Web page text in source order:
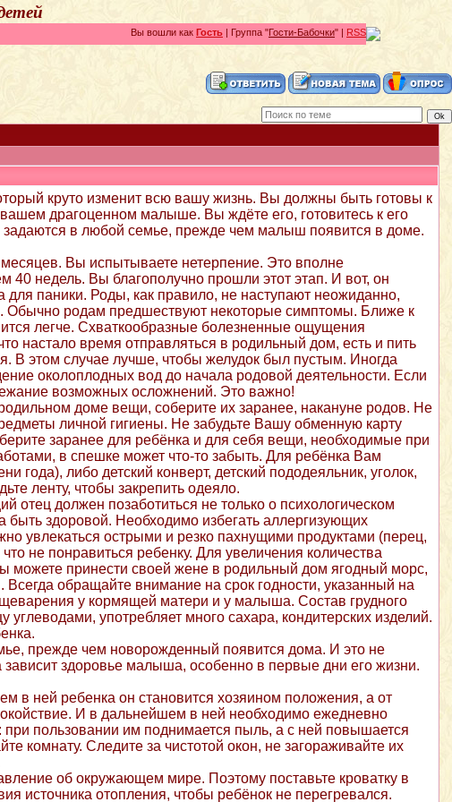
Вы вошли как Гость | Группа "Гости-Бабочки" | RSS
круто изменит всю вашу жизнь. Вы должны быть готовы к
драгоценном малыше. Вы ждёте его, готовитесь к его
в любой семье, прежде чем малыш появится в доме.
Вы испытываете нетерпение. Это вполне
40 недель. Вы благополучно прошли этот этап. И вот, он
паники. Роды, как правило, не наступают неожиданно,
Обычно родам предшествуют некоторые симптомы. Ближе к
легче. Схваткообразные болезненные ощущения
настало время отправляться в родильный дом, есть и пить
В этом случае лучше, чтобы желудок был пустым. Иногда
околоплодных вод до начала родовой деятельности. Если
возможных осложнений. Это важно!
доме вещи, соберите их заранее, накануне родов. Не
личной гигиены. Не забудьте Вашу обменную карту
заранее для ребёнка и для себя вещи, необходимые при
в спешке может что-то забыть. Для ребёнка Вам
года), либо детский конверт, детский пододеяльник, уголок,
ленту, чтобы закрепить одеяло.
должен позаботиться не только о психологическом
здоровой. Необходимо избегать аллергизующих
увлекаться острыми и резко пахнущими продуктами (перец,
не понравиться ребенку. Для увеличения количества
принести своей жене в родильный дом ягодный морс,
обращайте внимание на срок годности, указанный на
у кормящей матери и у малыша. Состав грудного
употребляет много сахара, кондитерских изделий.
прежде чем новорожденный появится дома. И это не
зависит здоровье малыша, особенно в первые дни его жизни.
в ней ребенка он становится хозяином положения, а от
И в дальнейшем в ней необходимо ежедневно
при пользовании им поднимается пыль, а с ней повышается
комнату. Следите за чистотой окон, не загораживайте их
об окружающем мире. Поэтому поставьте кроватку в
источника отопления, чтобы ребёнок не перегревался.